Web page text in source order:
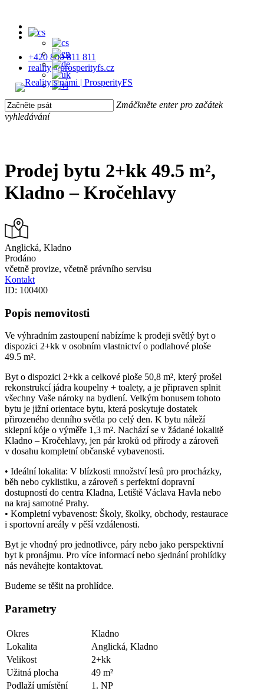
main
content
facebook
instagram
+420 800 811 811
reality@prosperityfs.cz
Zmáčkněte enter pro začátek
vyhledávání
Prodej bytu 2+kk 49.5 m²,
Kladno – Kročehlavy
Anglická, Kladno
Prodáno
včetně provize, včetně právního servisu
Kontakt
ID: 100400
Popis nemovitosti
Ve výhradním zastoupení nabízíme k prodeji světlý byt o
dispozici 2+kk v osobním vlastnictví o podlahové ploše
49.5 m².
Byt o dispozici 2+kk a celkové ploše 50,8 m², který prošel
rekonstrukcí jádra koupelny + toalety, a je připraven splnit
všechny Vaše nároky na bydlení. Velkým bonusem tohoto
bytu je jižní orientace bytu, která poskytuje dostatek
přirozeného denního světla po celý den. K bytu náleží
sklepní kóje o výměře 1,3 m². Nachází se v žádané lokalitě
Kladno – Kročehlavy, jen pár kroků od přírody a zároveň
v dosahu kompletní občanské vybavenosti.
• Ideální lokalita: V blízkosti množství lesů pro procházky,
běh nebo cyklistiku, a zároveň s perfektní dopravní
dostupností do centra Kladna, Letiště Václava Havla nebo
na kraj samotné Prahy.
• Kompletní vybavenost: Školy, školky, obchody, restaurace
i sportovní areály v pěší vzdálenosti.
Byt je vhodný pro jednotlivce, páry nebo jako perspektivní
byt k pronájmu. Pro více informací nebo sjednání prohlídky
nás neváhejte kontaktovat.
Budeme se těšit na prohlídce.
Parametry
Okres
Kladno
Lokalita
Anglická, Kladno
Velikost
2+kk
Užitná plocha
49 m²
Podlaží umístění
1. NP